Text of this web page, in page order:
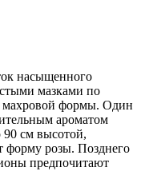
насыщенного
мазками по
махровой формы. Один
ароматом
90 см высотой,
форму розы. Позднего
предпочитают